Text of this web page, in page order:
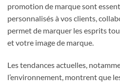
promotion de marque sont
personnalisés à vos clients,
permet de marquer les esprits
et votre image de marque.
Les tendances actuelles,
l’environnement, montrent que